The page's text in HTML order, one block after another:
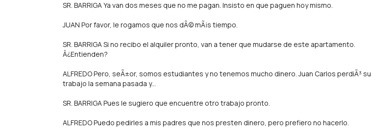
SR. BARRIGA Ya van dos meses que no me pagan. Insisto en que paguen hoy mismo.
JUAN Por favor, le rogamos que nos dÃ© mÃ¡s tiempo.
SR. BARRIGA Si no recibo el alquiler pronto, van a tener que mudarse de este apartamento.
Â¿Entienden?
ALFREDO Pero, seÃ±or, somos estudiantes y no tenemos mucho dinero. Juan Carlos perdiÃ³ su
trabajo la semana pasada y...
SR. BARRIGA Pues le sugiero que encuentre otro trabajo pronto.
ALFREDO Puedo pedirles a mis padres que nos presten dinero, pero prefiero no hacerlo.